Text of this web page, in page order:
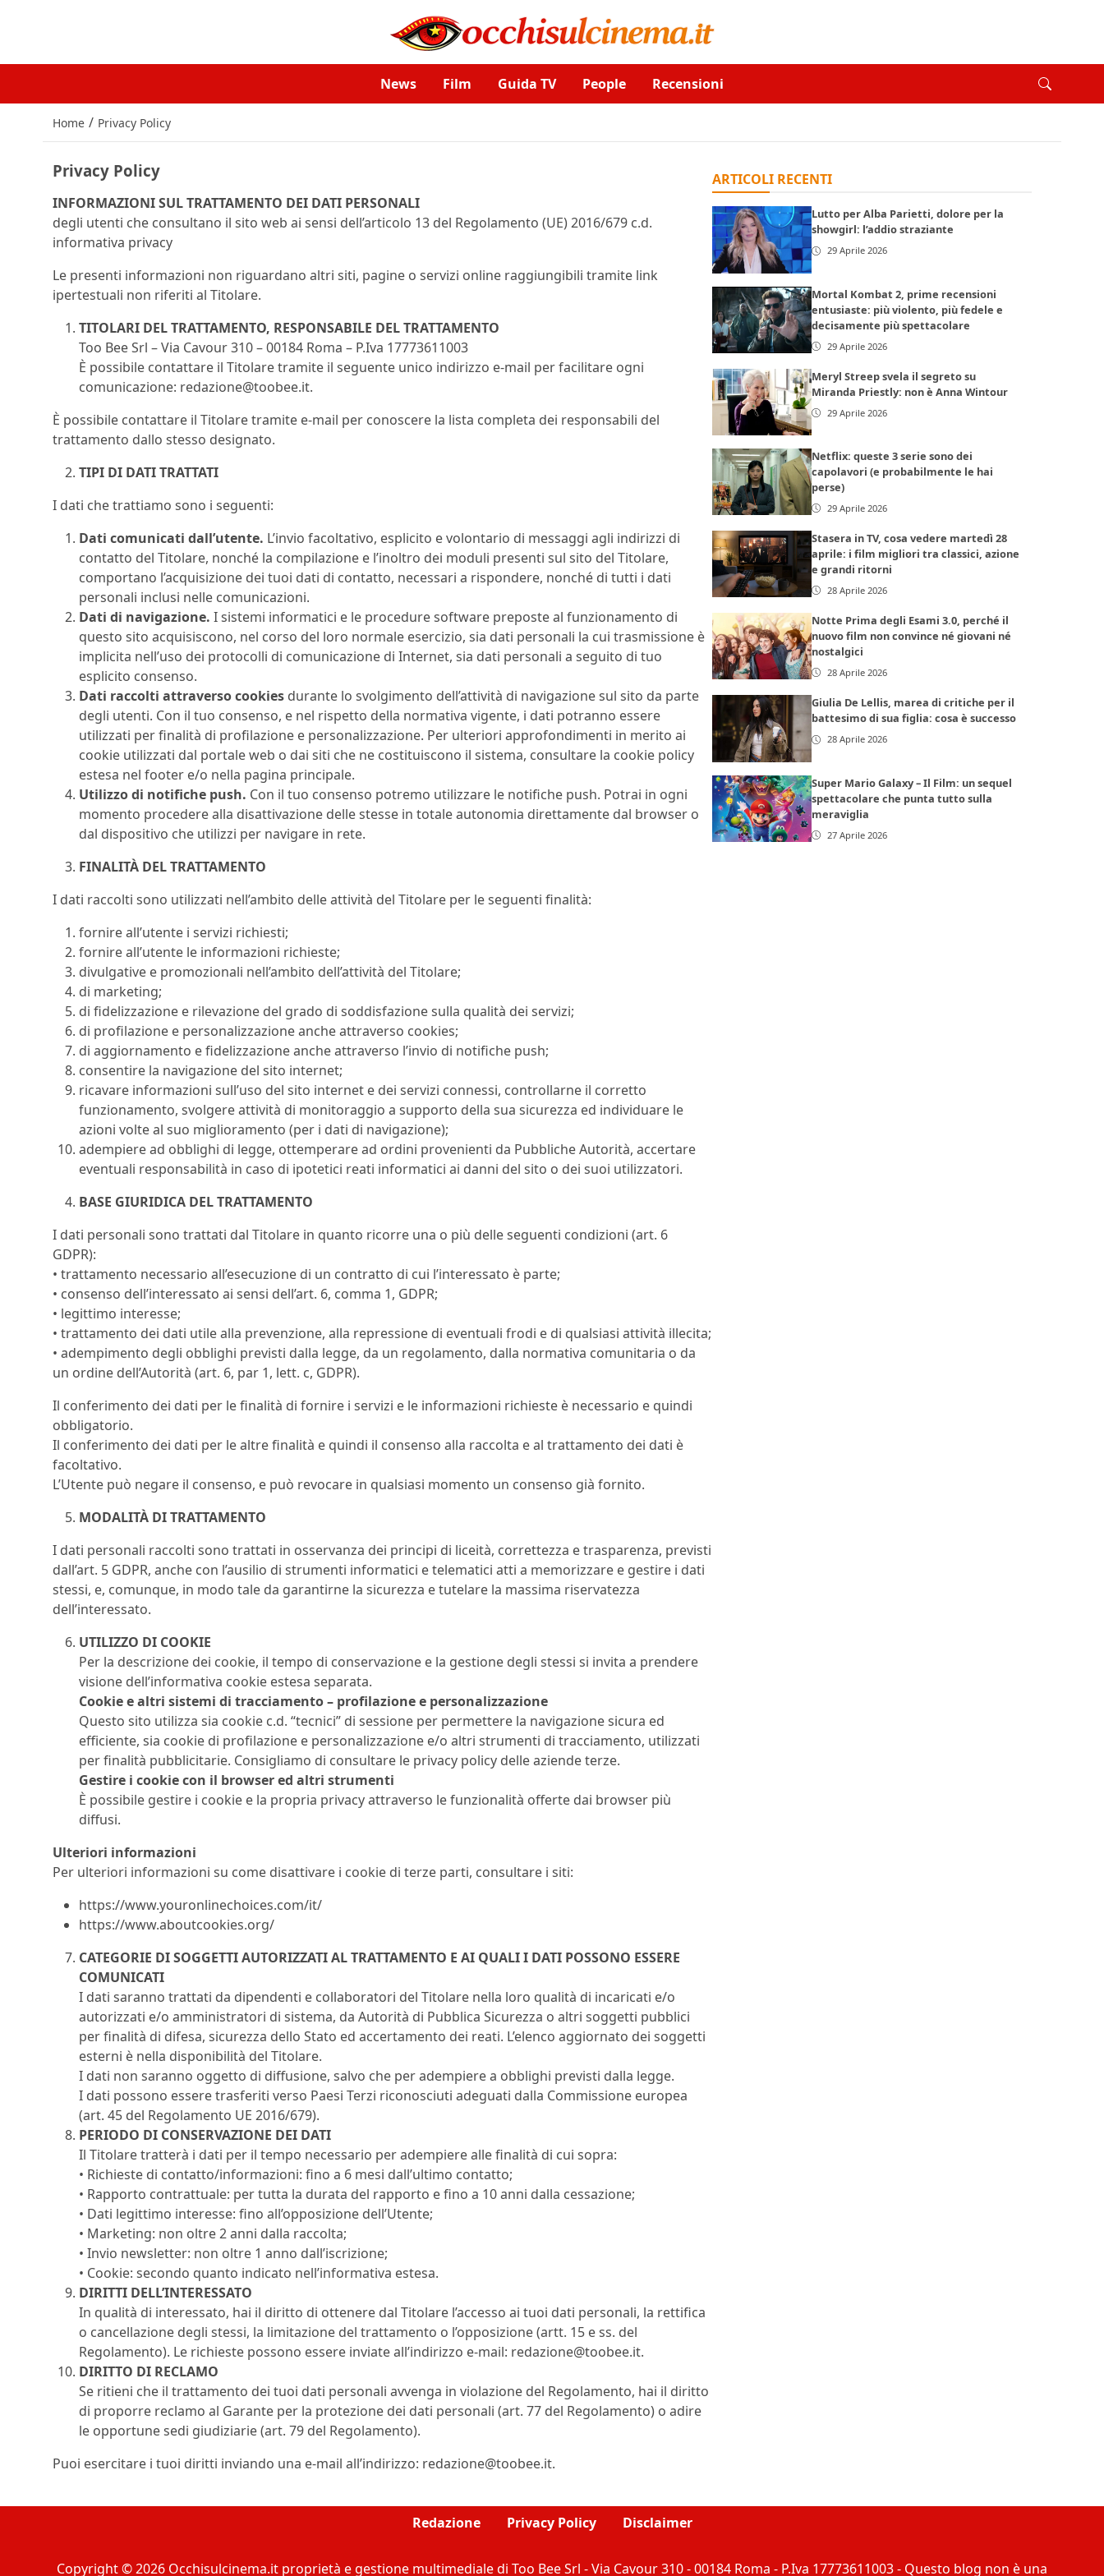
News Film Guida TV People Recensioni
Home / Privacy Policy
Privacy Policy
INFORMAZIONI SUL TRATTAMENTO DEI DATI PERSONALI
degli utenti che consultano il sito web ai sensi dell’articolo 13 del Regolamento (UE) 2016/679 c.d.
informativa privacy
Le presenti informazioni non riguardano altri siti, pagine o servizi online raggiungibili tramite link
ipertestuali non riferiti al Titolare.
TITOLARI DEL TRATTAMENTO, RESPONSABILE DEL TRATTAMENTO
Too Bee Srl – Via Cavour 310 – 00184 Roma – P.Iva 17773611003
È possibile contattare il Titolare tramite il seguente unico indirizzo e-mail per facilitare ogni
comunicazione: redazione@toobee.it.
È possibile contattare il Titolare tramite e-mail per conoscere la lista completa dei responsabili del
trattamento dallo stesso designato.
TIPI DI DATI TRATTATI
I dati che trattiamo sono i seguenti:
Dati comunicati dall’utente. L’invio facoltativo, esplicito e volontario di messaggi agli indirizzi di
contatto del Titolare, nonché la compilazione e l’inoltro dei moduli presenti sul sito del Titolare,
comportano l’acquisizione dei tuoi dati di contatto, necessari a rispondere, nonché di tutti i dati
personali inclusi nelle comunicazioni.
Dati di navigazione. I sistemi informatici e le procedure software preposte al funzionamento di
questo sito acquisiscono, nel corso del loro normale esercizio, sia dati personali la cui trasmissione è
implicita nell’uso dei protocolli di comunicazione di Internet, sia dati personali a seguito di tuo
esplicito consenso.
Dati raccolti attraverso cookies durante lo svolgimento dell’attività di navigazione sul sito da parte
degli utenti. Con il tuo consenso, e nel rispetto della normativa vigente, i dati potranno essere
utilizzati per finalità di profilazione e personalizzazione. Per ulteriori approfondimenti in merito ai
cookie utilizzati dal portale web o dai siti che ne costituiscono il sistema, consultare la cookie policy
estesa nel footer e/o nella pagina principale.
Utilizzo di notifiche push. Con il tuo consenso potremo utilizzare le notifiche push. Potrai in ogni
momento procedere alla disattivazione delle stesse in totale autonomia direttamente dal browser o
dal dispositivo che utilizzi per navigare in rete.
FINALITÀ DEL TRATTAMENTO
I dati raccolti sono utilizzati nell’ambito delle attività del Titolare per le seguenti finalità:
fornire all’utente i servizi richiesti;
fornire all’utente le informazioni richieste;
divulgative e promozionali nell’ambito dell’attività del Titolare;
di marketing;
di fidelizzazione e rilevazione del grado di soddisfazione sulla qualità dei servizi;
di profilazione e personalizzazione anche attraverso cookies;
di aggiornamento e fidelizzazione anche attraverso l’invio di notifiche push;
consentire la navigazione del sito internet;
ricavare informazioni sull’uso del sito internet e dei servizi connessi, controllarne il corretto
funzionamento, svolgere attività di monitoraggio a supporto della sua sicurezza ed individuare le
azioni volte al suo miglioramento (per i dati di navigazione);
adempiere ad obblighi di legge, ottemperare ad ordini provenienti da Pubbliche Autorità, accertare
eventuali responsabilità in caso di ipotetici reati informatici ai danni del sito o dei suoi utilizzatori.
BASE GIURIDICA DEL TRATTAMENTO
I dati personali sono trattati dal Titolare in quanto ricorre una o più delle seguenti condizioni (art. 6
GDPR):
• trattamento necessario all’esecuzione di un contratto di cui l’interessato è parte;
• consenso dell’interessato ai sensi dell’art. 6, comma 1, GDPR;
• legittimo interesse;
• trattamento dei dati utile alla prevenzione, alla repressione di eventuali frodi e di qualsiasi attività illecita;
• adempimento degli obblighi previsti dalla legge, da un regolamento, dalla normativa comunitaria o da
un ordine dell’Autorità (art. 6, par 1, lett. c, GDPR).
Il conferimento dei dati per le finalità di fornire i servizi e le informazioni richieste è necessario e quindi
obbligatorio.
Il conferimento dei dati per le altre finalità e quindi il consenso alla raccolta e al trattamento dei dati è
facoltativo.
L’Utente può negare il consenso, e può revocare in qualsiasi momento un consenso già fornito.
MODALITÀ DI TRATTAMENTO
I dati personali raccolti sono trattati in osservanza dei principi di liceità, correttezza e trasparenza, previsti
dall’art. 5 GDPR, anche con l’ausilio di strumenti informatici e telematici atti a memorizzare e gestire i dati
stessi, e, comunque, in modo tale da garantirne la sicurezza e tutelare la massima riservatezza
dell’interessato.
UTILIZZO DI COOKIE
Per la descrizione dei cookie, il tempo di conservazione e la gestione degli stessi si invita a prendere
visione dell’informativa cookie estesa separata.
Cookie e altri sistemi di tracciamento – profilazione e personalizzazione
Questo sito utilizza sia cookie c.d. “tecnici” di sessione per permettere la navigazione sicura ed
efficiente, sia cookie di profilazione e personalizzazione e/o altri strumenti di tracciamento, utilizzati
per finalità pubblicitarie. Consigliamo di consultare le privacy policy delle aziende terze.
Gestire i cookie con il browser ed altri strumenti
È possibile gestire i cookie e la propria privacy attraverso le funzionalità offerte dai browser più
diffusi.
Ulteriori informazioni
Per ulteriori informazioni su come disattivare i cookie di terze parti, consultare i siti:
https://www.youronlinechoices.com/it/
https://www.aboutcookies.org/
CATEGORIE DI SOGGETTI AUTORIZZATI AL TRATTAMENTO E AI QUALI I DATI POSSONO ESSERE
COMUNICATI
I dati saranno trattati da dipendenti e collaboratori del Titolare nella loro qualità di incaricati e/o
autorizzati e/o amministratori di sistema, da Autorità di Pubblica Sicurezza o altri soggetti pubblici
per finalità di difesa, sicurezza dello Stato ed accertamento dei reati. L’elenco aggiornato dei soggetti
esterni è nella disponibilità del Titolare.
I dati non saranno oggetto di diffusione, salvo che per adempiere a obblighi previsti dalla legge.
I dati possono essere trasferiti verso Paesi Terzi riconosciuti adeguati dalla Commissione europea
(art. 45 del Regolamento UE 2016/679).
PERIODO DI CONSERVAZIONE DEI DATI
Il Titolare tratterà i dati per il tempo necessario per adempiere alle finalità di cui sopra:
• Richieste di contatto/informazioni: fino a 6 mesi dall’ultimo contatto;
• Rapporto contrattuale: per tutta la durata del rapporto e fino a 10 anni dalla cessazione;
• Dati legittimo interesse: fino all’opposizione dell’Utente;
• Marketing: non oltre 2 anni dalla raccolta;
• Invio newsletter: non oltre 1 anno dall’iscrizione;
• Cookie: secondo quanto indicato nell’informativa estesa.
DIRITTI DELL’INTERESSATO
In qualità di interessato, hai il diritto di ottenere dal Titolare l’accesso ai tuoi dati personali, la rettifica
o cancellazione degli stessi, la limitazione del trattamento o l’opposizione (artt. 15 e ss. del
Regolamento). Le richieste possono essere inviate all’indirizzo e-mail: redazione@toobee.it.
DIRITTO DI RECLAMO
Se ritieni che il trattamento dei tuoi dati personali avvenga in violazione del Regolamento, hai il diritto
di proporre reclamo al Garante per la protezione dei dati personali (art. 77 del Regolamento) o adire
le opportune sedi giudiziarie (art. 79 del Regolamento).
Puoi esercitare i tuoi diritti inviando una e-mail all’indirizzo: redazione@toobee.it.
ARTICOLI RECENTI
Lutto per Alba Parietti, dolore per la
showgirl: l’addio straziante
29 Aprile 2026
Mortal Kombat 2, prime recensioni
entusiaste: più violento, più fedele e
decisamente più spettacolare
29 Aprile 2026
Meryl Streep svela il segreto su
Miranda Priestly: non è Anna Wintour
29 Aprile 2026
Netflix: queste 3 serie sono dei
capolavori (e probabilmente le hai
perse)
29 Aprile 2026
Stasera in TV, cosa vedere martedì 28
aprile: i film migliori tra classici, azione
e grandi ritorni
28 Aprile 2026
Notte Prima degli Esami 3.0, perché il
nuovo film non convince né giovani né
nostalgici
28 Aprile 2026
Giulia De Lellis, marea di critiche per il
battesimo di sua figlia: cosa è successo
28 Aprile 2026
Super Mario Galaxy – Il Film: un sequel
spettacolare che punta tutto sulla
meraviglia
27 Aprile 2026
Redazione Privacy Policy Disclaimer
Copyright © 2026 Occhisulcinema.it proprietà e gestione multimediale di Too Bee Srl - Via Cavour 310 - 00184 Roma - P.Iva 17773611003 - Questo blog non è una